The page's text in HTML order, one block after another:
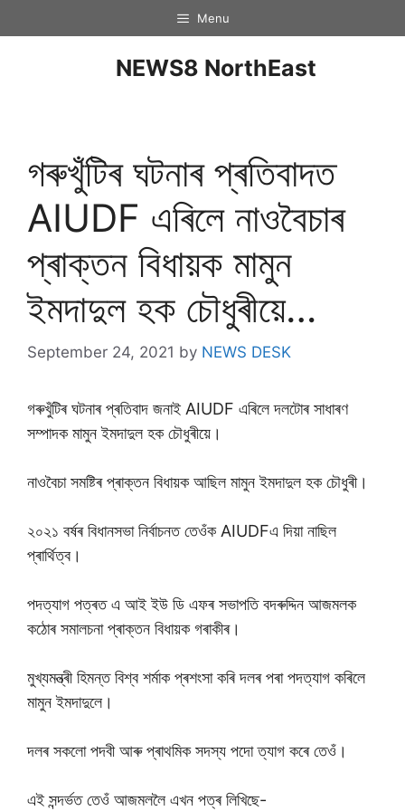
Menu
NEWS8 NorthEast
গৰুখুঁটিৰ ঘটনাৰ প্ৰতিবাদত
AIUDF এৰিলে নাওবৈচাৰ
প্ৰাক্তন বিধায়ক মামুন
ইমদাদুল হক চৌধুৰীয়ে…
September 24, 2021 by NEWS DESK
গৰুখুঁটিৰ ঘটনাৰ প্ৰতিবাদ জনাই AIUDF এৰিলে দলটোৰ সাধাৰণ
সম্পাদক মামুন ইমদাদুল হক চৌধুৰীয়ে।
নাওবৈচা সমষ্টিৰ প্ৰাক্তন বিধায়ক আছিল মামুন ইমদাদুল হক চৌধুৰী।
২০২১ বৰ্ষৰ বিধানসভা নিৰ্বাচনত তেওঁক AIUDFএ দিয়া নাছিল
প্ৰাৰ্থিত্ব।
পদত্যাগ পত্ৰত এ আই ইউ ডি এফৰ সভাপতি বদৰুদ্দিন আজমলক
কঠোৰ সমালচনা প্ৰাক্তন বিধায়ক গৰাকীৰ।
মুখ্যমন্ত্ৰী হিমন্ত বিশ্ব শৰ্মাক প্ৰশংসা কৰি দলৰ পৰা পদত্যাগ কৰিলে
মামুন ইমদাদুলে।
দলৰ সকলো পদবী আৰু প্ৰাথমিক সদস্য পদো ত্যাগ কৰে তেওঁ।
এই সন্দৰ্ভত তেওঁ আজমললৈ এখন পত্ৰ লিখিছে-